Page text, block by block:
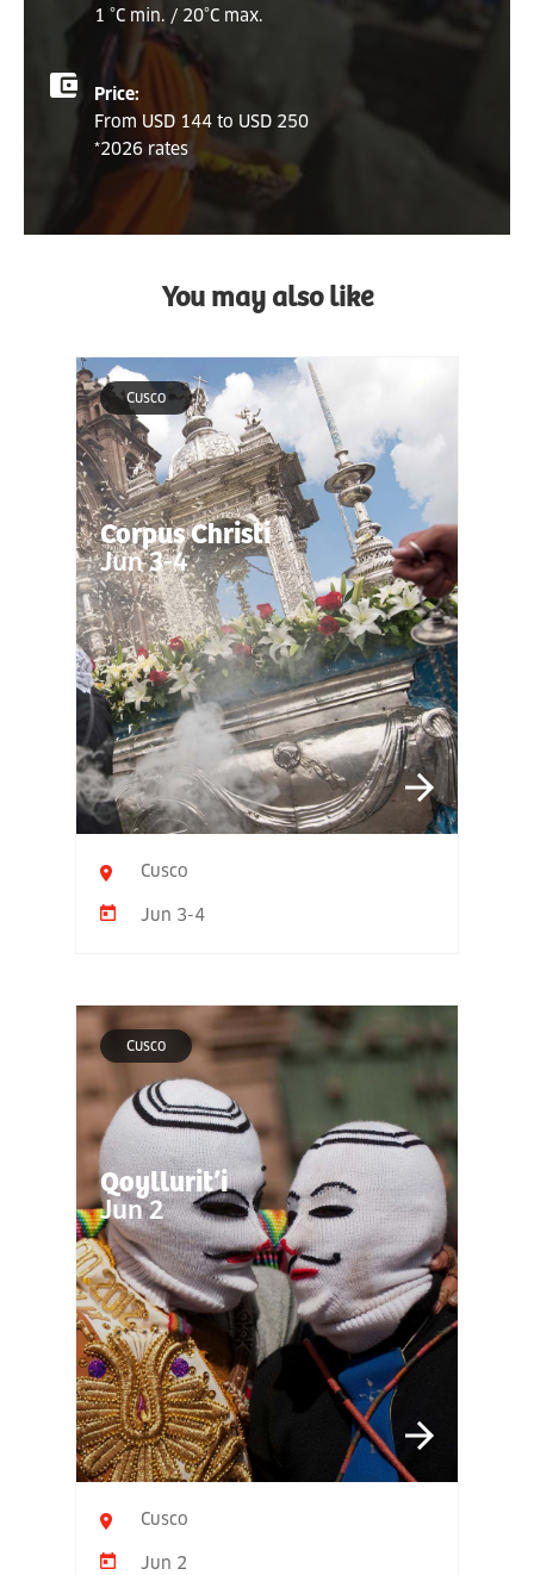
1 °C min. / 20°C max.
Price:
From USD 144 to USD 250
*2026 rates
You may also like
Cusco
Corpus Christi
Jun 3-4
Cusco
Jun 3-4
Cusco
Qoyllurit’i
Jun 2
Cusco
Jun 2